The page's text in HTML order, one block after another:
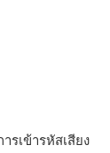
รเข้ารหัสเสียง